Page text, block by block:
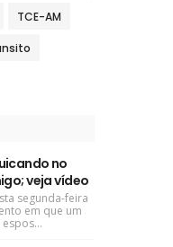
TCE-AM
no
veja vídeo
segunda-feira
em que um